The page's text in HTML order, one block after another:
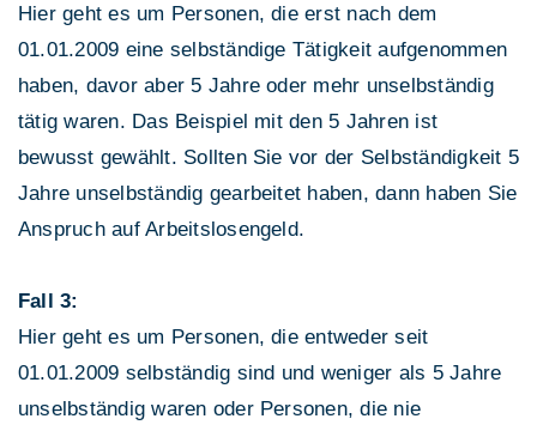
Hier geht es um Personen, die erst nach dem
01.01.2009 eine selbständige Tätigkeit aufgenommen
haben, davor aber 5 Jahre oder mehr unselbständig
tätig waren. Das Beispiel mit den 5 Jahren ist
bewusst gewählt. Sollten Sie vor der Selbständigkeit 5
Jahre unselbständig gearbeitet haben, dann haben Sie
Anspruch auf Arbeitslosengeld.
Fall 3:
Hier geht es um Personen, die entweder seit
01.01.2009 selbständig sind und weniger als 5 Jahre
unselbständig waren oder Personen, die nie